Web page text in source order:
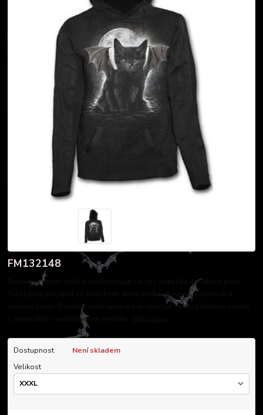
FM132148
Textilie je velmi stálá a nedeformuje se i po několika desítkách praní.
Totéž platí pro aplikaci potiskem, která vyniká dlouhou životností a
stálostí barev. Dvojité prošití lemu a švů zaručuje velmi příjemné nošení
s minimálním opotřebením výrobku.
Dostupnost
Není skladem
Velikost